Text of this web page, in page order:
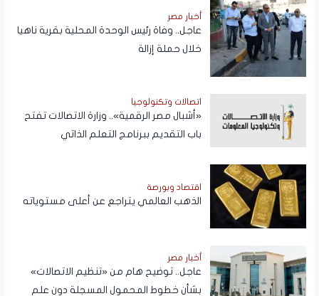
أخبار مصر
عاجل.. وفاة رئيس الوحدة المحلية بقرية ناهيا
خلال حملة إزالة
اتصالات وتكنولوجيا
«أشبال مصر الرقمية».. وزارة الاتصالات تفتح
باب التقديم ببرنامج التعلم الذاتي
اقتصاد وبورصة
الذهب العالمي يتراجع عن أعلى مستوياته
أخبار مصر
عاجل.. توضيح هام من «تنظيم الاتصالات»
بشأن خطوط المحمول المسجلة دون علم